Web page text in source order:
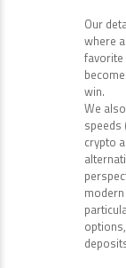
Our
where
favorite
win.
We
speeds
crypto